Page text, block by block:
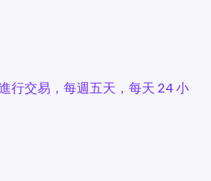
行交易，每週五天，每天 24 小